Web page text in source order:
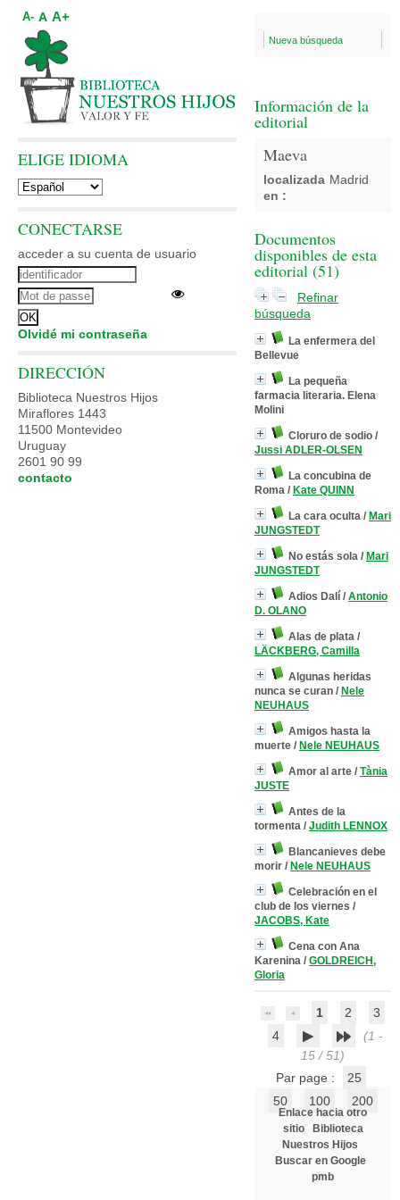
Nueva búsqueda
Información de la
editorial
Maeva
localizada
en :
Madrid
Documentos
disponibles de esta
editorial (51)
Refinar
búsqueda
La enfermera del
Bellevue
La pequeña
farmacia literaria. Elena
Molini
Cloruro de sodio /
Jussi ADLER-OLSEN
La concubina de
Roma / Kate QUINN
La cara oculta / Mari
JUNGSTEDT
No estás sola / Mari
JUNGSTEDT
Adios Dalí / Antonio
D. OLANO
Alas de plata /
LÄCKBERG, Camilla
Algunas heridas
nunca se curan / Nele
NEUHAUS
Amigos hasta la
muerte / Nele NEUHAUS
Amor al arte / Tània
JUSTE
Antes de la
tormenta / Judith LENNOX
Blancanieves debe
morir / Nele NEUHAUS
Celebración en el
club de los viernes /
JACOBS, Kate
Cena con Ana
Karenina / GOLDREICH,
Gloria
1 2
3
4
(1 -
15 / 51)
Par page :
25
50
100 200
Enlace hacia otro
sitio
Biblioteca
Nuestros Hijos
Buscar en Google
pmb
A- A A+
ELIGE IDIOMA
CONECTARSE
acceder a su cuenta de usuario
Olvidé mi contraseña
DIRECCIÓN
Biblioteca Nuestros Hijos
Miraflores 1443
11500 Montevideo
Uruguay
2601 90 99
contacto